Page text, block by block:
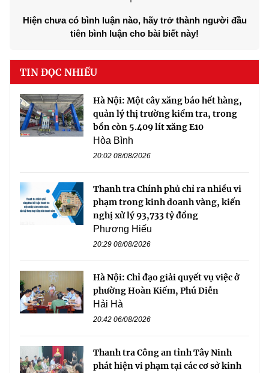
Hiện chưa có bình luận nào, hãy trở thành người đầu
tiên bình luận cho bài biết này!
TIN ĐỌC NHIỀU
Hà Nội: Một cây xăng báo hết hàng,
quản lý thị trường kiểm tra, trong
bồn còn 5.409 lít xăng E10
Hòa Bình
20:02 08/08/2026
Thanh tra Chính phủ chỉ ra nhiều vi
phạm trong kinh doanh vàng, kiến
nghị xử lý 93,733 tỷ đồng
Phương Hiếu
20:29 08/08/2026
Hà Nội: Chỉ đạo giải quyết vụ việc ở
phường Hoàn Kiếm, Phú Diễn
Hải Hà
20:42 06/08/2026
Thanh tra Công an tỉnh Tây Ninh
phát hiện vi phạm tại các cơ sở kinh